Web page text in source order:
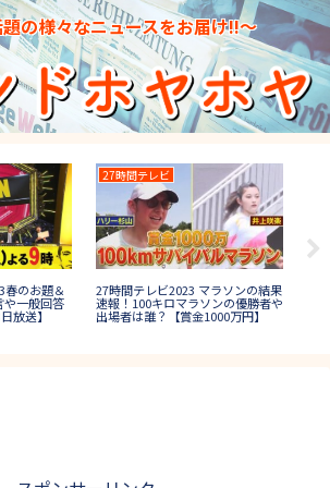
の様々なニュースをお届け!!～
春のお題＆
や一般回答
放送】
27時間テレビ
27時間テレビ2023 マラソンの結果
速報！100キロマラソンの優勝者や
出場者は誰？【賞金1000万円】